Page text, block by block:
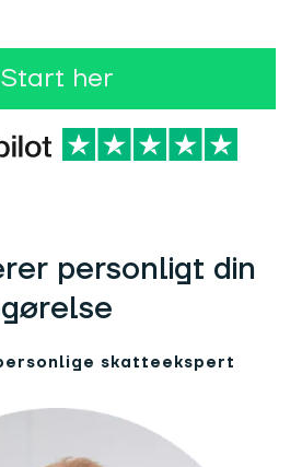
Start her
personligt din
skatteekspert